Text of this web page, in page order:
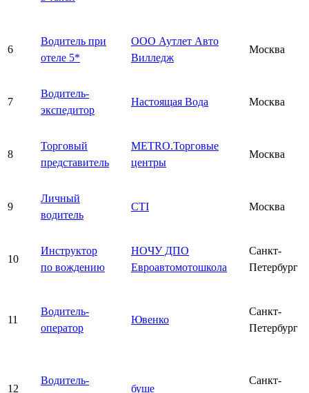
6
Водитель при
отеле 5*
ООО Аутлет Авто
Вилледж
Москва
7
Водитель-
экспедитор
Настоящая Вода Москва
8
Торговый
представитель
METRO.Торговые
центры
Москва
9
Личный
водитель
CTI Москва
10
Инструктор
по вождению
НОЧУ ДПО
Евроавтомотошкола
Санкт-
Петербург
11
Водитель-
оператор
Ювенко
Санкт-
Петербург
12
Водитель-
буше
Санкт-